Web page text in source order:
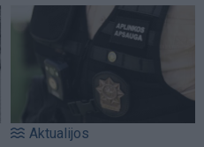
Aktualijos